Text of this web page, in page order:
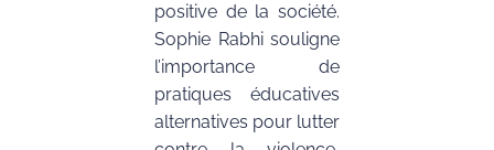
positive de la société.
Sophie Rabhi souligne
l’importance de
pratiques éducatives
alternatives pour lutter